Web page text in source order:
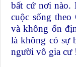
bất cứ nơi nào.
cuộc sống
và không ổn
là không có sự
người vô gia cư